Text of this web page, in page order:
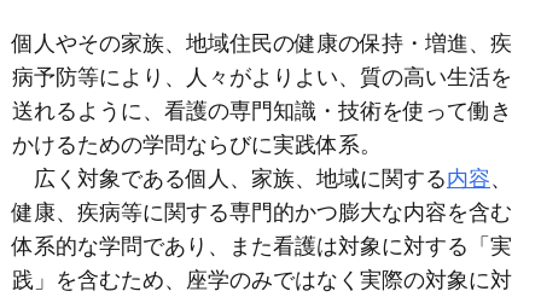
個人やその家族、地域住民の健康の保持・増進、疾
病予防等により、人々がよりよい、質の高い生活を
送れるように、看護の専門知識・技術を使って働き
かけるための学問ならびに実践体系。
広く対象である個人、家族、地域に関する内容、
健康、疾病等に関する専門的かつ膨大な内容を含む
体系的な学問であり、また看護は対象に対する「実
践」を含むため、座学のみではなく実際の対象に対